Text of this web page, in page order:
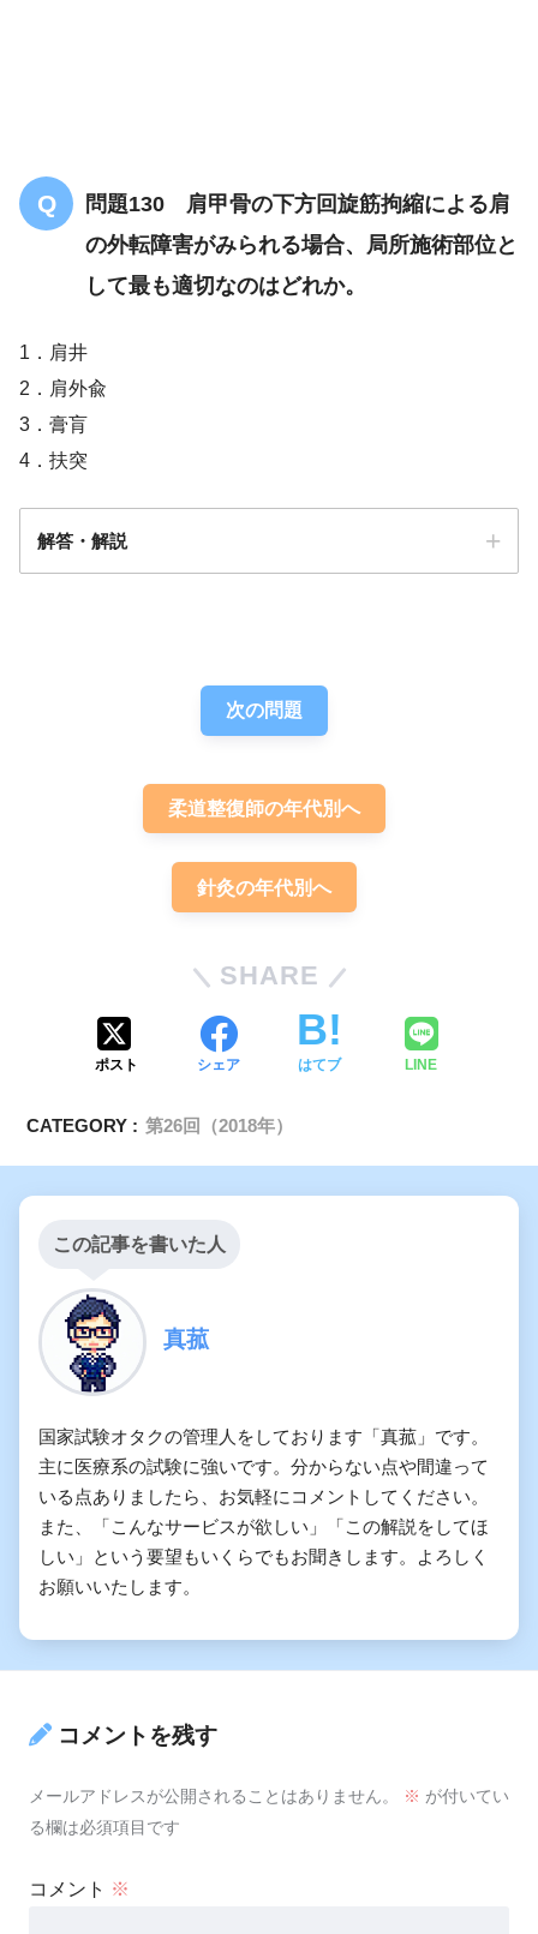
問題130 肩甲骨の下方回旋筋拘縮による肩
の外転障害がみられる場合、局所施術部位と
して最も適切なのはどれか。
1．肩井
2．肩外兪
3．膏肓
4．扶突
解答・解説
次の問題
柔道整復師の年代別へ
針灸の年代別へ
SHARE
ポスト シェア はてブ LINE
CATEGORY : 第26回（2018年）
この記事を書いた人
真菰
国家試験オタクの管理人をしております「真菰」です。
主に医療系の試験に強いです。分からない点や間違って
いる点ありましたら、お気軽にコメントしてください。
また、「こんなサービスが欲しい」「この解説をしてほ
しい」という要望もいくらでもお聞きします。よろしく
お願いいたします。
コメントを残す
メールアドレスが公開されることはありません。 ※ が付いてい
る欄は必須項目です
コメント ※